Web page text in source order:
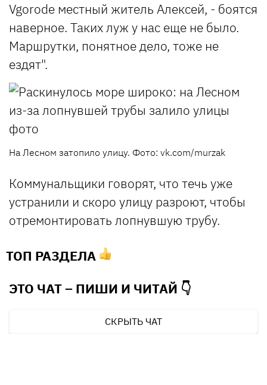
Vgorode местный житель Алексей, - боятся
наверное. Таких луж у нас еще не было.
Маршрутки, понятное дело, тоже не
ездят".
На Лесном затопило улицу. Фото: vk.com/murzak
Коммунальщики говорят, что течь уже
устранили и скоро улицу разроют, чтобы
отремонтировать лопнувшую трубу.
ТОП РАЗДЕЛА
ЭТО ЧАТ – ПИШИ И ЧИТАЙ 👇
СКРЫТЬ ЧАТ